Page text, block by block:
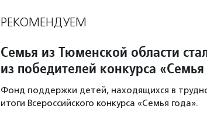
РЕКОМЕНДУЕМ
Семья из Тюменской области
из победителей конкурса «Семья
Фонд поддержки детей, находящихся в
итоги Всероссийского конкурса «Семья года».